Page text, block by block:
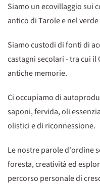
Siamo un ecovillaggio sui
antico di Tarole e nel
Siamo custodi di fonti di
castagni secolari - tra cui
antiche memorie.
Ci occupiamo di
saponi, fervida, oli
olistici e di riconnessione.
Le nostre parole d'ordine
foresta, creatività ed
percorso personale di